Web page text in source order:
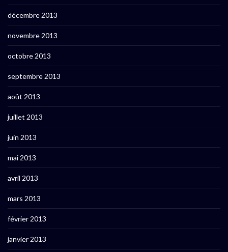
décembre 2013
novembre 2013
octobre 2013
septembre 2013
août 2013
juillet 2013
juin 2013
mai 2013
avril 2013
mars 2013
février 2013
janvier 2013